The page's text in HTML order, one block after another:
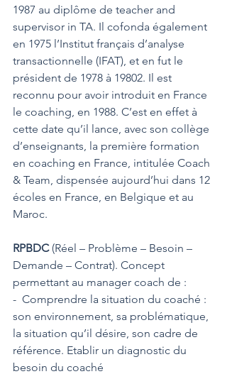
1987 au diplôme de teacher and
supervisor in TA. Il cofonda également
en 1975 l’Institut français d’analyse
transactionnelle (IFAT), et en fut le
président de 1978 à 19802. Il est
reconnu pour avoir introduit en France
le coaching, en 1988. C’est en effet à
cette date qu’il lance, avec son collège
d’enseignants, la première formation
en coaching en France, intitulée Coach
& Team, dispensée aujourd’hui dans 12
écoles en France, en Belgique et au
Maroc.
RPBDC (Réel – Problème – Besoin –
Demande – Contrat). Concept
permettant au manager coach de :
-  Comprendre la situation du coaché :
son environnement, sa problématique,
la situation qu’il désire, son cadre de
référence. Etablir un diagnostic du
besoin du coaché